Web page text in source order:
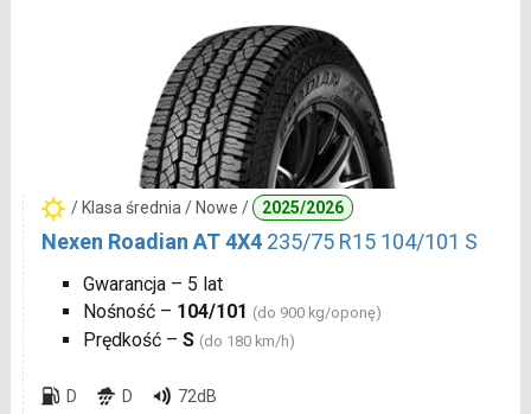
/ Klasa średnia / Nowe / 2025/2026
Nexen Roadian AT 4X4 235/75 R15 104/101 S
Gwarancja – 5 lat
Nośność – 104/101 (do 900 kg/oponę)
Prędkość – S (do 180 km/h)
D D 72dB